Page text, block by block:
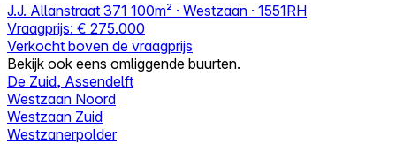
J.J. Allanstraat 371 100m² · Westzaan · 1551RH
Vraagprijs: € 275.000
Verkocht boven de vraagprijs
Bekijk ook eens omliggende buurten.
De Zuid, Assendelft
Westzaan Noord
Westzaan Zuid
Westzanerpolder